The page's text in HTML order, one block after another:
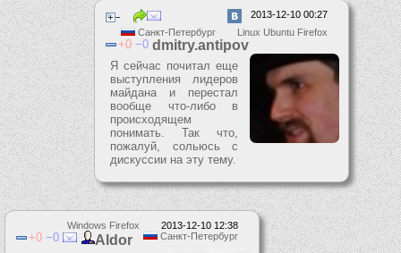
2013-12-10 00:27
Linux Ubuntu Firefox
Санкт-Петербург
0 0 dmitry.antipov
Я сейчас почитал еще
выступления лидеров
майдана и перестал
вообще что-либо в
происходящем
понимать. Так что,
пожалуй, сольюсь с
дискуссии на эту тему.
2013-12-10 12:38
Windows Firefox
Санкт-Петербург
0 0 Aldor